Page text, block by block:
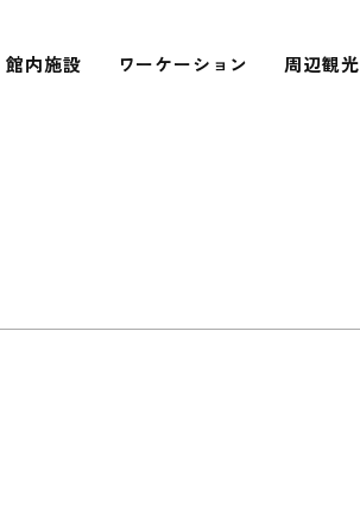
館内施設 ワーケーション 周辺観光